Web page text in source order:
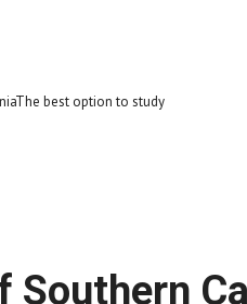
best option to study
Southern